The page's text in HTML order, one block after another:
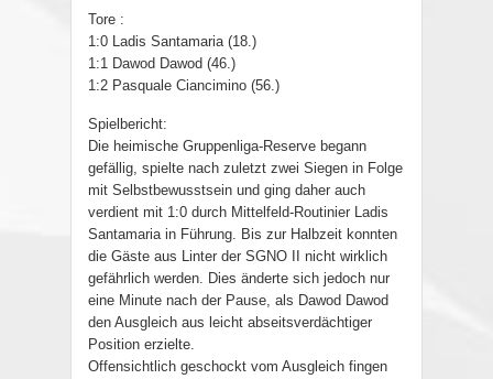
Tore :
1:0 Ladis Santamaria (18.)
1:1 Dawod Dawod (46.)
1:2 Pasquale Ciancimino (56.)
Spielbericht:
Die heimische Gruppenliga-Reserve begann
gefällig, spielte nach zuletzt zwei Siegen in Folge
mit Selbstbewusstsein und ging daher auch
verdient mit 1:0 durch Mittelfeld-Routinier Ladis
Santamaria in Führung. Bis zur Halbzeit konnten
die Gäste aus Linter der SGNO II nicht wirklich
gefährlich werden. Dies änderte sich jedoch nur
eine Minute nach der Pause, als Dawod Dawod
den Ausgleich aus leicht abseitsverdächtiger
Position erzielte.
Offensichtlich geschockt vom Ausgleich fingen